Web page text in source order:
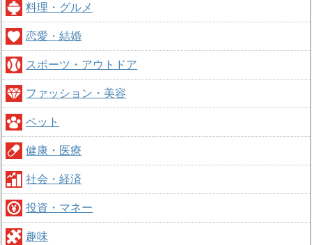
料理・グルメ
恋愛・結婚
スポーツ・アウトドア
ファッション・美容
ペット
健康・医療
社会・経済
投資・マネー
趣味